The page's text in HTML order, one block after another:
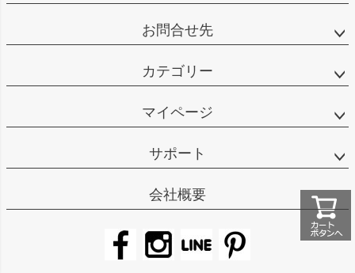
お問合せ先
カテゴリー
マイページ
サポート
会社概要